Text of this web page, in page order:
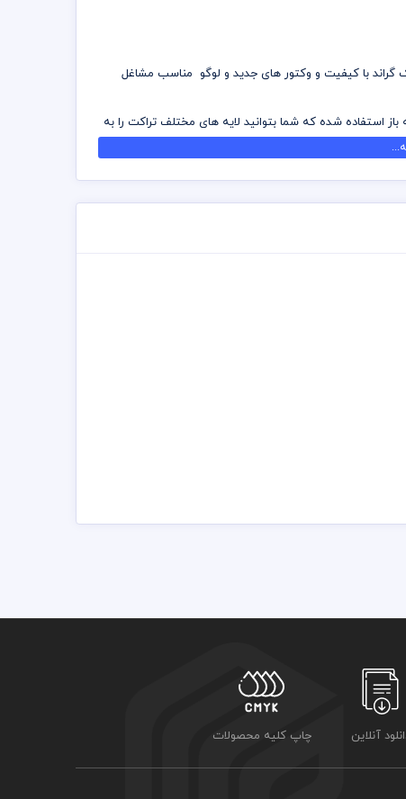
گراند با کیفیت و وکتور های جدید و لوگو مناسب مشاغل
استفاده شده که شما بتوانید لایه های مختلف تراکت را به
چاپخانه مجموعه چاپ و در سراسر کشور دریافت نمائید
ویژه استفاده نمائید و تراکت رایگان دانلود نمائید
رنگی . مد رنگی و کیفیت مناسب عکس و وکتور به عهده
استفاده از همان لوگو به عهده خریدار می باشد
آنلاین چاپ کلیه محصولات